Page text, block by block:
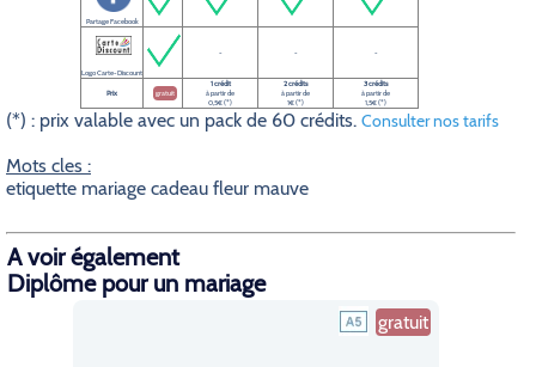
Partage Facebook
Logo Carte-Discount
- - -
Prix gratuit
1 crédit
à partir de
0,5€ (*)
2 crédits
à partir de
1€ (*)
3 crédits
à partir de
1,5€ (*)
(*) : prix valable avec un pack de 60 crédits. Consulter nos tarifs
Mots cles :
etiquette mariage cadeau fleur mauve
A voir également
Diplôme pour un mariage
gratuit